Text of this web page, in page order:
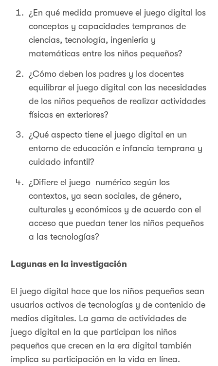
¿En qué medida promueve el juego digital los
conceptos y capacidades tempranos de
ciencias, tecnología, ingeniería y
matemáticas entre los niños pequeños?
¿Cómo deben los padres y los docentes
equilibrar el juego digital con las necesidades
de los niños pequeños de realizar actividades
físicas en exteriores?
¿Qué aspecto tiene el juego digital en un
entorno de educación e infancia temprana y
cuidado infantil?
¿Difiere el juego numérico según los
contextos, ya sean sociales, de género,
culturales y económicos y de acuerdo con el
acceso que puedan tener los niños pequeños
a las tecnologías?
Lagunas en la investigación
El juego digital hace que los niños pequeños sean
usuarios activos de tecnologías y de contenido de
medios digitales. La gama de actividades de
juego digital en la que participan los niños
pequeños que crecen en la era digital también
implica su participación en la vida en línea.